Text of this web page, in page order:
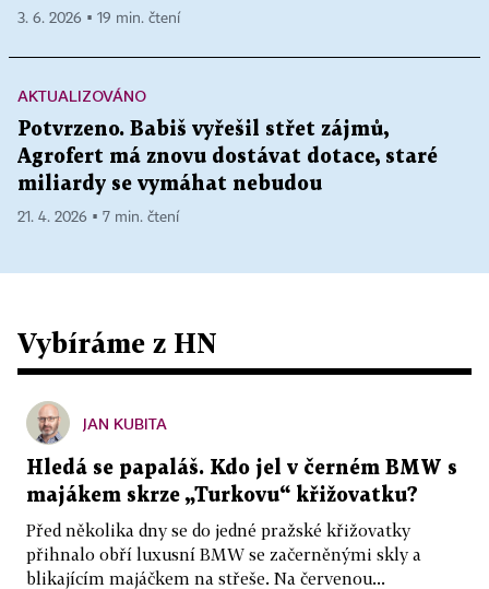
3. 6. 2026 ▪ 19 min. čtení
AKTUALIZOVÁNO
Potvrzeno. Babiš vyřešil střet zájmů,
Agrofert má znovu dostávat dotace, staré
miliardy se vymáhat nebudou
21. 4. 2026 ▪ 7 min. čtení
Vybíráme z HN
JAN KUBITA
Hledá se papaláš. Kdo jel v černém BMW s
majákem skrze „Turkovu“ křižovatku?
Před několika dny se do jedné pražské křižovatky
přihnalo obří luxusní BMW se začerněnými skly a
blikajícím majáčkem na střeše. Na červenou...